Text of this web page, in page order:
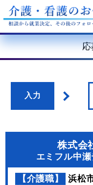
応
入力
株式会
エミフル中
【介護職】
浜松